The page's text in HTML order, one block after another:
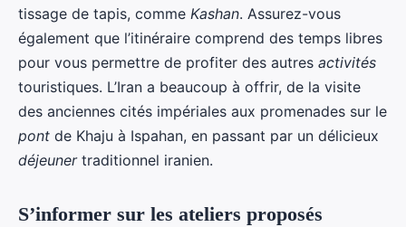
tissage de tapis, comme Kashan. Assurez-vous
également que l’itinéraire comprend des temps libres
pour vous permettre de profiter des autres activités
touristiques. L’Iran a beaucoup à offrir, de la visite
des anciennes cités impériales aux promenades sur le
pont de Khaju à Ispahan, en passant par un délicieux
déjeunertraditionnel iranien.
S’informer sur les ateliers proposés